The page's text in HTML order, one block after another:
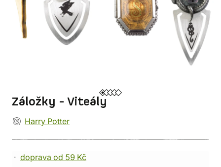
Záložky - Viteály
Harry Potter
doprava od 59 Kč